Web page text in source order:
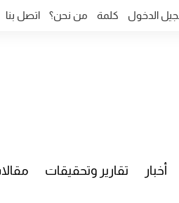
الدخول كلمة من نحن؟ اتصل بنا
أخبار تقارير وتحقيقات